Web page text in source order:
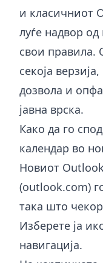
и класичниот
луѓе надвор
свои правила.
секоја
дозвола и
јавна врска.
Како да го
календар во
Новиот
(outlook.com)
така што
Изберете ја
навигација.